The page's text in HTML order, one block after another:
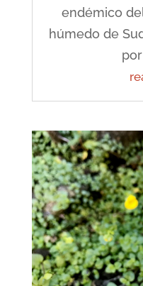
endémico
húmedo de